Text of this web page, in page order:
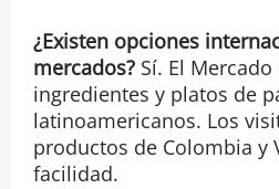
¿Existen opciones
mercados?Sí. El
ingredientes y platos de
latinoamericanos. Los
productos de Colombia y
facilidad.